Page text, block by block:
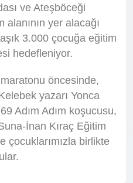
ve Ateşböceği
yer alacağı
3.000 çocuğa eğitim
hedefleniyor.
öncesinde,
yazarı Yonca
Adım Adım koşucusu,
İnan Kıraç Eğitim
çocuklarımızla birlikte